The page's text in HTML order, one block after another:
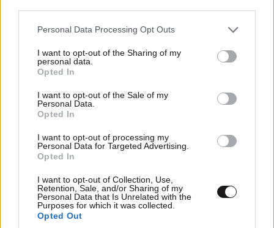
Please note that this website/app uses one or more Google
not limited to your visit or usage behaviour. You may click to
grant or deny consent to Google and its third-party tags to
use your data for below specified purposes in below Google
consent section.
Personal Data Processing Opt Outs
I want to opt-out of the Sharing of my
personal data.
Opted In
I want to opt-out of the Sale of my
Personal Data.
Opted In
I want to opt-out of processing my
Personal Data for Targeted Advertising.
Opted In
I want to opt-out of Collection, Use,
Retention, Sale, and/or Sharing of my
Personal Data that Is Unrelated with the
Purposes for which it was collected.
Opted Out
ΠΡΟΣΘΕΣΤΕ ΤΟ ΣΧΟΛΙΟ ΣΑΣ